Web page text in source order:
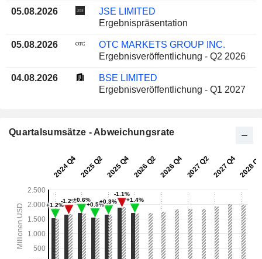
05.08.2026
JSE LIMITED
Ergebnispräsentation
05.08.2026
OTC MARKETS GROUP INC.
Ergebnisveröffentlichung - Q2 2026
04.08.2026
BSE LIMITED
Ergebnisveröffentlichung - Q1 2027
Quartalsumsätze - Abweichungsrate